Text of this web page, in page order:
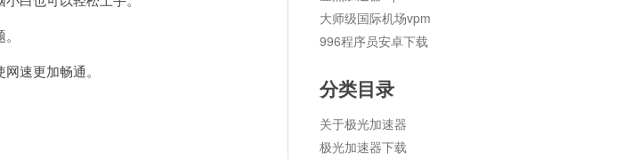
速更加畅通。
大师级国际机场vpm
996程序员安卓下载
分类目录
关于极光加速器
极光加速器下载